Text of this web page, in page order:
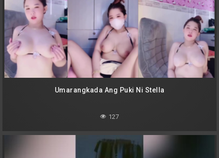
Umarangkada Ang Puki Ni Stella
127